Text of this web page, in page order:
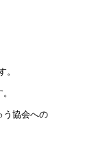
。
う協会への